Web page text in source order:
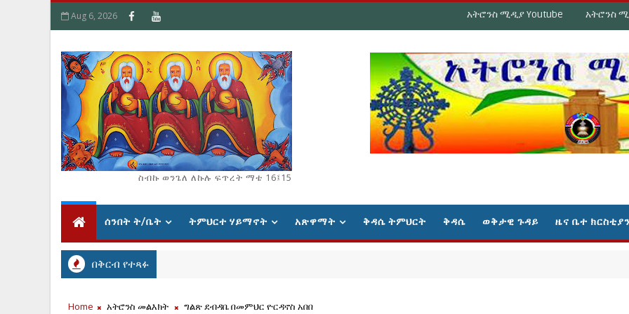
Aug 6, 2026 አትሮንስ ሚዲያ Youtube አትሮንስ
ስብኩ ወንጌለ ለኩሉ ፍጥረት ማቴ 16፤15
ሰንበት ት/ቤት ትምህርተ ሃይማኖት አጽዋማት ቅዳሴ ትምህርት ቅዳሴ ወቅታዊ ጉዳይ ዜና ቤተ ክርስቲያን
በቅርብ የተጻፉ
Home አትሮንስ መልእክት ግልጽ ደብዳቤ በመምህር ዮርዳኖስ አበበ